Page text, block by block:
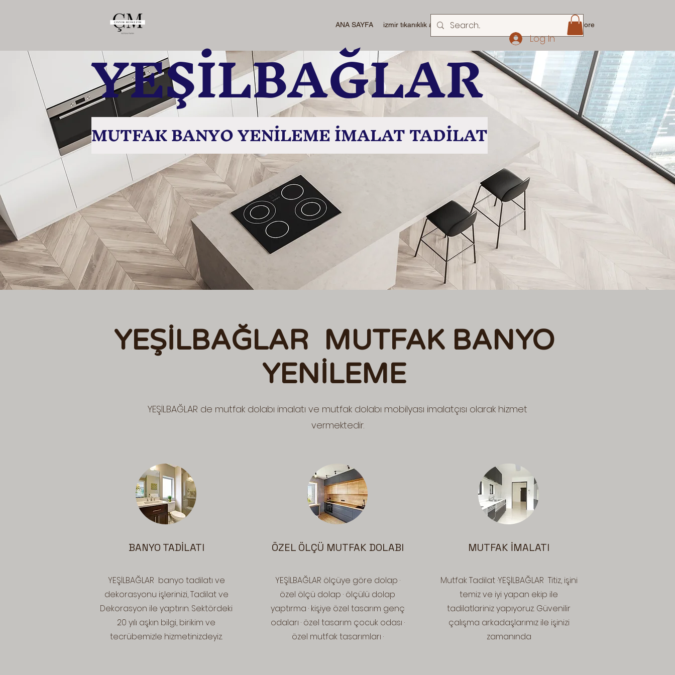
ANA SAYFA izmir tıkanıklık açma izmir su kaçak More
Log In
YEŞİLBAĞLAR
MUTFAK BANYO YENİLEME İMALAT TADİLAT
YEŞİLBAĞLAR MUTFAK BANYO
YENİLEME
YEŞİLBAĞLAR de mutfak dolabı imalatı ve mutfak dolabı mobilyası imalatçısı olarak hizmet
vermektedir.
BANYO TADİLATI
YEŞİLBAĞLAR banyo tadilatı ve
dekorasyonu işlerinizi, Tadilat ve
Dekorasyon ile yaptırın. Sektördeki
20 yılı aşkın bilgi, birikim ve
tecrübemizle hizmetinizdeyiz.
ÖZEL ÖLÇÜ MUTFAK DOLABI
YEŞİLBAĞLAR ölçüye göre dolap ·
özel ölçü dolap · ölçülü dolap
yaptırma · kişiye özel tasarım genç
odaları · özel tasarım çocuk odası ·
özel mutfak tasarımları ·
MUTFAK İMALATI
Mutfak Tadilat ·YEŞİLBAĞLAR Titiz, işini
temiz ve iyi yapan ekip ile
tadilatlariniz yapıyoruz. Güvenilir
çalışma arkadaşlarımız ile işinizi
zamanında